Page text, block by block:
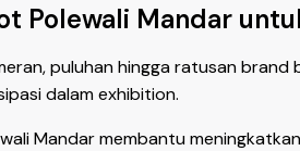
Polewali Mandar
puluhan hingga ratusan
dalam exhibition.
Mandar membantu